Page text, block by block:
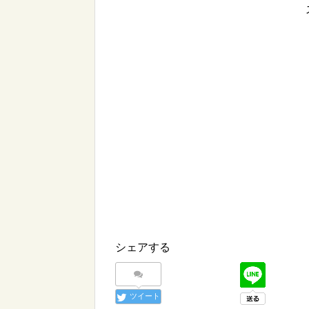
シェアする
ツイート